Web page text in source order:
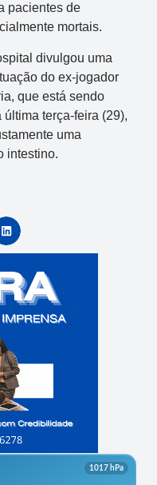
pacientes de
mortais.
divulgou uma
do ex-jogador
que está sendo
terça-feira (29),
uma
intestino.